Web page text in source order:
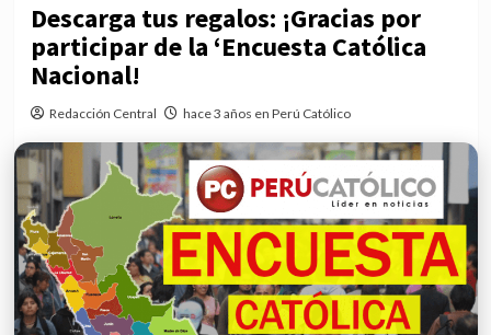
Descarga tus regalos: ¡Gracias por
participar de la ‘Encuesta Católica
Nacional!
Redacción Central hace 3 años en Perú Católico